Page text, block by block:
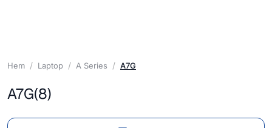
Hem Laptop A Series A7G
A7G(8)